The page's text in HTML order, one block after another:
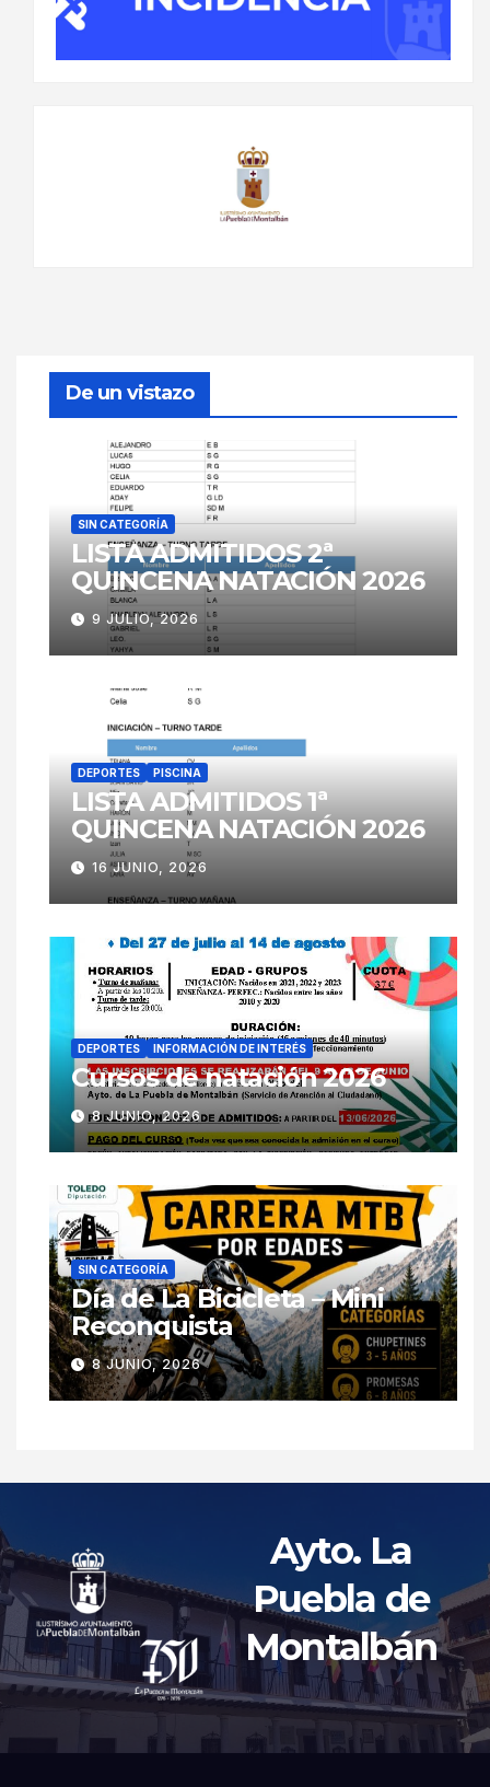
De un vistazo
SIN CATEGORÍA
LISTA ADMITIDOS 2ª
QUINCENA NATACIÓN 2026
9 JULIO, 2026
DEPORTES PISCINA
LISTA ADMITIDOS 1ª
QUINCENA NATACIÓN 2026
16 JUNIO, 2026
DEPORTES INFORMACIÓN DE INTERÉS
Cursos de natación 2026
8 JUNIO, 2026
SIN CATEGORÍA
Día de La Bicicleta – Mini
Reconquista
8 JUNIO, 2026
Ayto. La
Puebla de
Montalbán